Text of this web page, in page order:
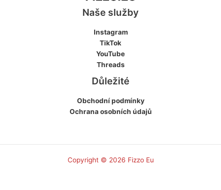
Naše služby
Instagram
TikTok
YouTube
Threads
Důležité
Obchodní podmínky
Ochrana osobních údajů
Copyright © 2026 Fizzo Eu